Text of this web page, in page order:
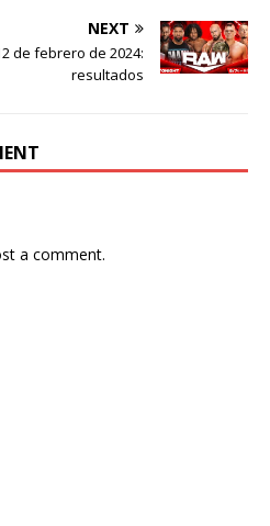
NEXT
de febrero de 2024:
resultados
a comment.